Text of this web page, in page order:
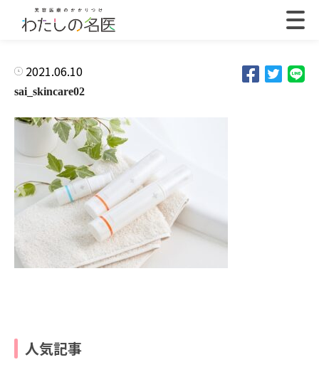
2021.06.10
sai_skincare02
人気記事